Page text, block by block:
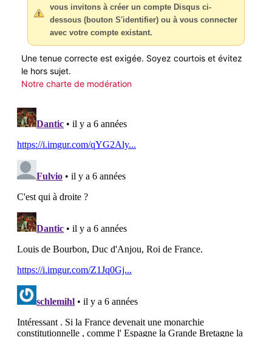
vous invitons à créer un compte Disqus ci-
dessous (bouton S'identifier) ou à vous connecter
avec votre compte existant.
Une tenue correcte est exigée. Soyez courtois et évitez
le hors sujet.
Notre charte de modération